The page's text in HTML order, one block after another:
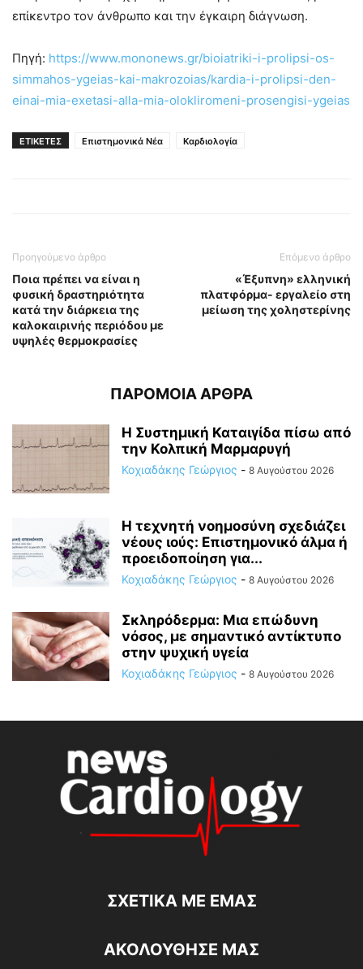
επίκεντρο τον άνθρωπο και την έγκαιρη διάγνωση.
Πηγή: https://www.mononews.gr/bioiatriki-i-prolipsi-os-
simmahos-ygeias-kai-makrozoias/kardia-i-prolipsi-den-
einai-mia-exetasi-alla-mia-olokliromeni-prosengisi-ygeias
ΕΤΙΚΕΤΕΣ Επιστημονικά Νέα Καρδιολογία
Προηγούμενο άρθρο
Ποια πρέπει να είναι η
φυσική δραστηριότητα
κατά την διάρκεια της
καλοκαιρινής περιόδου με
υψηλές θερμοκρασίες
Επόμενο άρθρο
«Έξυπνη» ελληνική
πλατφόρμα- εργαλείο στη
μείωση της χοληστερίνης
ΠΑΡΟΜΟΙΑ ΑΡΘΡΑ
Η Συστημική Καταιγίδα πίσω από
την Κολπική Μαρμαρυγή
Κοχιαδάκης Γεώργιος - 8 Αυγούστου 2026
Η τεχνητή νοημοσύνη σχεδιάζει
νέους ιούς: Επιστημονικό άλμα ή
προειδοποίηση για...
Κοχιαδάκης Γεώργιος - 8 Αυγούστου 2026
Σκληρόδερμα: Μια επώδυνη
νόσος, με σημαντικό αντίκτυπο
στην ψυχική υγεία
Κοχιαδάκης Γεώργιος - 8 Αυγούστου 2026
ΣΧΕΤΙΚΆ ΜΕ ΕΜΆΣ
ΑΚΟΛΟΥΘΗΣΕ ΜΑΣ